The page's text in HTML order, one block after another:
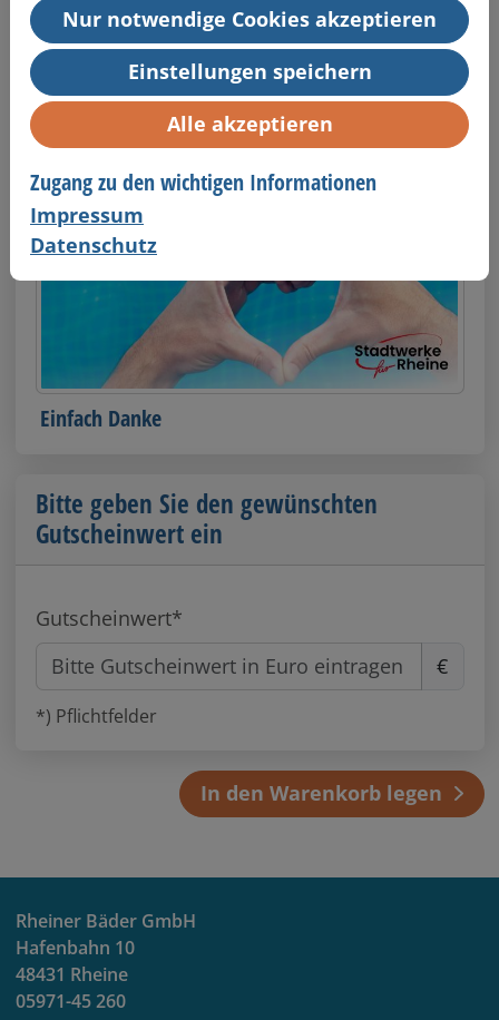
Einfach alles Gute
Einfach Danke
Bitte geben Sie den gewünschten
Gutscheinwert ein
Gutscheinwert
€
*) Pflichtfelder
In den Warenkorb legen
Rheiner Bäder GmbH
Hafenbahn 10
48431 Rheine
05971-45 260
Nur notwendige Cookies akzeptieren
Einstellungen speichern
Alle akzeptieren
Zugang zu den wichtigen Informationen
Impressum
Datenschutz